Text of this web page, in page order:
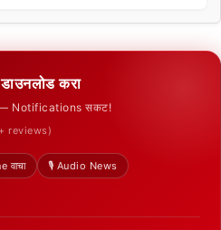
करा
— Notifications सकट!
reviews)
वाचा
🎙️ Audio News